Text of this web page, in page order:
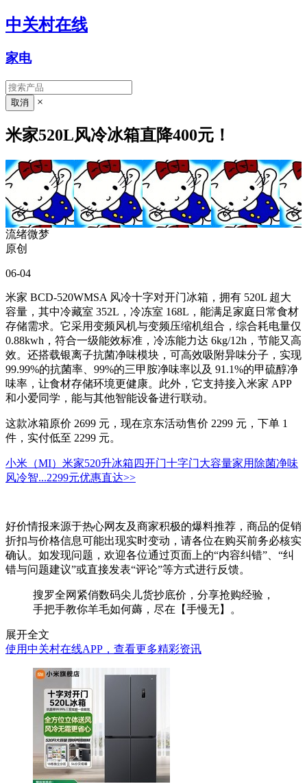
中关村在线
家电
×
米家520L风冷冰箱直降400元！
流绪微梦
原创
06-04
米家 BCD-520WMSA 风冷十字对开门冰箱，拥有 520L 超大
容量，其中冷藏室 352L，冷冻室 168L，能满足家庭日常食材
存储需求。它采用变频风机与变频压缩机组合，综合耗电量仅
0.88kwh，符合一级能效标准，冷冻能力达 6kg/12h，节能又高
效。还搭载银离子抗菌净味模块，可高效吸附异味分子，实现
99.99%的抗菌率、99%的三甲胺净味率以及 91.1%的甲硫醇净
味率，让食材存储环境更健康。此外，它支持接入米家 APP
和小爱同学，能与其他智能设备进行联动。
这款冰箱原价 2699 元，现在京东活动售价 2299 元，下单 1
件，实付低至 2299 元。
小米（MI）米家520升冰箱四开门十字门大容量家用除菌净味
风冷智...2299元优惠直达>>
好价情报来源于热心网友及商家积极的爆料推荐，商品的促销
折扣与价格信息可能出现实时变动，请各位在购买前务必核实
确认。如发现问题，欢迎各位通过页面上的“内容纠错”、“纠
错与问题建议”或直接发表“评论”等方式进行反馈。
搜罗全网紧俏数码尖儿货抄底价，分享抢购经验，
手把手教你羊毛如何薅，尽在【手慢无】。
展开全文
使用中关村在线APP，查看更多精彩资讯